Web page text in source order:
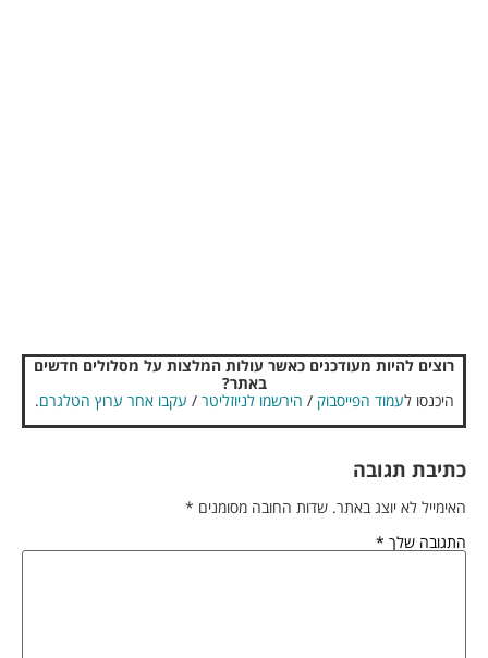
רוצים להיות מעודכנים כאשר עולות המלצות על מסלולים חדשים
באתר?
היכנסו לעמוד הפייסבוק / הירשמו לניוזליטר / עקבו אחר ערוץ הטלגרם.
כתיבת תגובה
האימייל לא יוצג באתר. שדות החובה מסומנים *
התגובה שלך *